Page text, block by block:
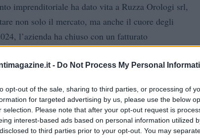
- Do Not Process My Personal
opt-out of the sale, sharing to third parties, or processing of
for targeted advertising by us, please use the below
selection. Please note that after your opt-out request is
interest-based ads based on personal information utilized
to third parties prior to your opt-out. You may
imprenditoriale ha dato vita a Ruzza Orologi srl,
non solo il mercato, ma anche il cuore degli
l’azienda ha chiuso con un fatturato
salto rispetto ai 30 milioni dell’anno precedente.
un influencer che riesce a catturare l’attenzione di
media. Ti sei mai chiesto come riesca a combinare
Ruzza Orologi srl